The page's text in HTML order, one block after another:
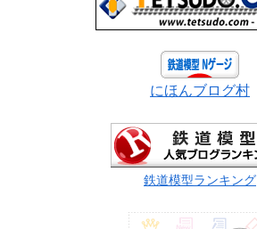
にほんブログ村
鉄道模型ランキング